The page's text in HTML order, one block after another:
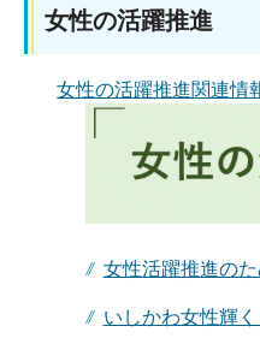
女性の活躍推進
女性の活躍推進関連情
女性活躍推進の
いしかわ女性輝